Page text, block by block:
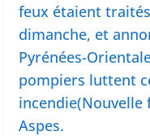
feux étaient
dimanche, et
Pyrénées-
pompiers luttent
incendie(Nouvelle
Aspes.